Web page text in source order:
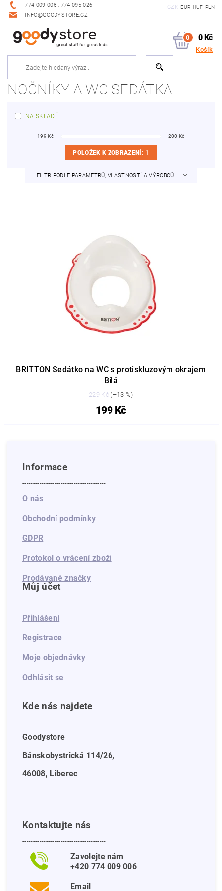
774 009 006 , 774 095 026
INFO@GOODYSTORE.CZ
CZK EUR HUF PLN
0 0 Kč
Košík
NOČNÍKY A WC SEDÁTKA
NA SKLADĚ
199 Kč 200 Kč
POLOŽEK K ZOBRAZENÍ: 1
FILTR PODLE PARAMETRŮ, VLASTNOSTÍ A VÝROBCŮ
BRITTON Sedátko na WC s protiskluzovým okrajem
Bílá
229 Kč(–13 %)
199 Kč
Informace
---------------------------------------
O nás
Obchodní podmínky
GDPR
Protokol o vrácení zboží
Prodávané značky
Můj účet
---------------------------------------
Přihlášení
Registrace
Moje objednávky
Odhlásit se
Kde nás najdete
---------------------------------------
Goodystore
Bánskobystrická 114/26,
46008, Liberec
Kontaktujte nás
---------------------------------------
Zavolejte nám
+420 774 009 006
Email